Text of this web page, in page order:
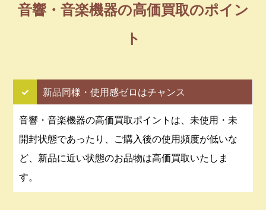
音響・音楽機器の高価買取のポイン
ト
✓ 新品同様・使用感ゼロはチャンス
音響・音楽機器の高価買取ポイントは、未使用・未
開封状態であったり、ご購入後の使用頻度が低いな
ど、新品に近い状態のお品物は高価買取いたしま
す。